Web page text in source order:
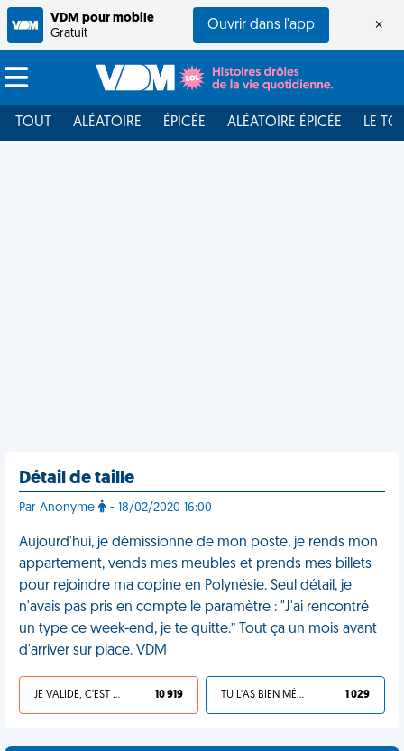
VDM pour mobile
Gratuit
Ouvrir dans l'app ×
TOUT ALÉATOIRE ÉPICÉE ALÉATOIRE ÉPICÉE LE
Détail de taille
Par Anonyme - 18/02/2020 16:00
Aujourd'hui, je démissionne de mon poste, je rends mon
appartement, vends mes meubles et prends mes billets
pour rejoindre ma copine en Polynésie. Seul détail, je
n'avais pas pris en compte le paramètre : "J'ai rencontré
un type ce week-end, je te quitte.” Tout ça un mois avant
d'arriver sur place. VDM
JE VALIDE, C'EST UNE VDM 10 919 TU L'AS BIEN MÉRITÉ 1 029